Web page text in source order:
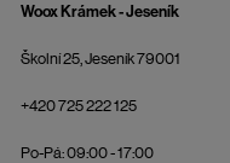
Woox Krámek - Jeseník
Školní 25, Jeseník 79001
+420 725 222 125
Po-Pá: 09:00 - 17:00